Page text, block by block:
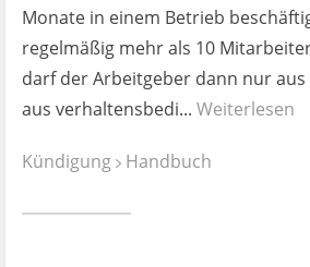
Impressum
Datenschutz
Monate in einem Betrieb
regelmäßig mehr als 10
darf der Arbeitgeber dann nur
aus verhaltensbedi... Weiterlesen
Kündigung Handbuch